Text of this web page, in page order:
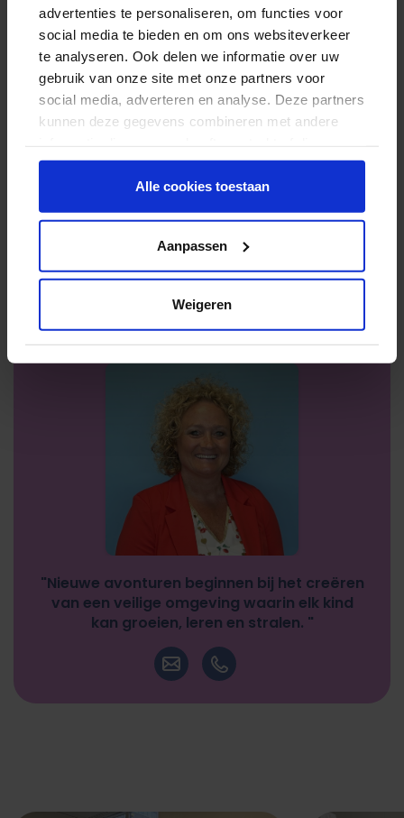
advertenties te personaliseren, om functies voor
social media te bieden en om ons websiteverkeer
te analyseren. Ook delen we informatie over uw
gebruik van onze site met onze partners voor
social media, adverteren en analyse. Deze partners
kunnen deze gegevens combineren met andere
hebben verzameld op basis van uw gebruik van
Alle cookies toestaan
Aanpassen
Weigeren
Inschrijven
Rondleiding aanvragen
Unitmanager vanDak Dunkler
Marjolein Lennards
"Nieuwe avonturen beginnen bij het creëren
van een veilige omgeving waarin elk kind
kan groeien, leren en stralen. "